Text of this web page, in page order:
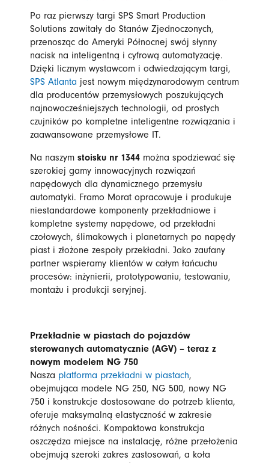
Po raz pierwszy targi SPS Smart Production
Solutions zawitały do Stanów Zjednoczonych,
przenosząc do Ameryki Północnej swój słynny
nacisk na inteligentną i cyfrową automatyzację.
Dzięki licznym wystawcom i odwiedzającym targi,
SPS Atlanta jest nowym międzynarodowym centrum
dla producentów przemysłowych poszukujących
najnowocześniejszych technologii, od prostych
czujników po kompletne inteligentne rozwiązania i
zaawansowane przemysłowe IT.
Na naszym stoisku nr 1344 można spodziewać się
szerokiej gamy innowacyjnych rozwiązań
napędowych dla dynamicznego przemysłu
automatyki. Framo Morat opracowuje i produkuje
niestandardowe komponenty przekładniowe i
kompletne systemy napędowe, od przekładni
czołowych, ślimakowych i planetarnych po napędy
piast i złożone zespoły przekładni. Jako zaufany
partner wspieramy klientów w całym łańcuchu
procesów: inżynierii, prototypowaniu, testowaniu,
montażu i produkcji seryjnej.
Przekładnie w piastach do pojazdów
sterowanych automatycznie (AGV) – teraz z
nowym modelem NG 750
Nasza platforma przekładni w piastach,
obejmująca modele NG 250, NG 500, nowy NG
750 i konstrukcje dostosowane do potrzeb klienta,
oferuje maksymalną elastyczność w zakresie
różnych nośności. Kompaktowa konstrukcja
oszczędza miejsce na instalację, różne przełożenia
obejmują szeroki zakres zastosowań, a koła